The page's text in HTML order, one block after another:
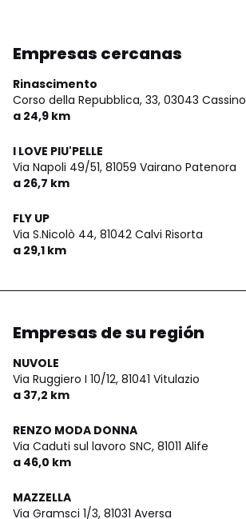
Empresas cercanas
Rinascimento
Corso della Repubblica, 33, 03043 Cassino
a 24,9 km
I LOVE PIU'PELLE
Via Napoli 49/51, 81059 Vairano Patenora
a 26,7 km
FLY UP
Via S.Nicolò 44, 81042 Calvi Risorta
a 29,1 km
Empresas de su región
NUVOLE
Via Ruggiero I 10/12, 81041 Vitulazio
a 37,2 km
RENZO MODA DONNA
Via Caduti sul lavoro SNC, 81011 Alife
a 46,0 km
MAZZELLA
Via Gramsci 1/3, 81031 Aversa